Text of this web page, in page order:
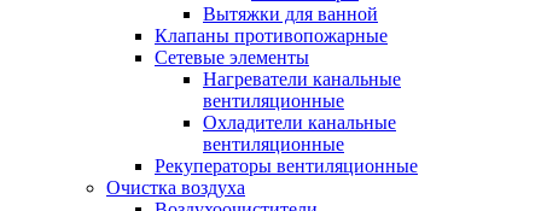
Вытяжки для ванной
Клапаны противопожарные
Сетевые элементы
Нагреватели канальные
вентиляционные
Охладители канальные
вентиляционные
Рекуператоры вентиляционные
Очистка воздуха